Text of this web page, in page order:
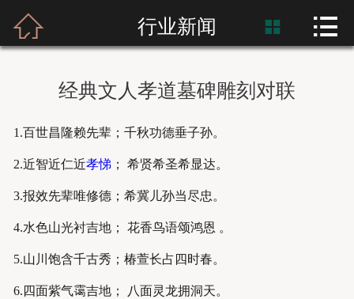
首页
新闻资讯
 行业新闻  
经典文人孝道墓碑雕刻对联
1.百世昌隆赖先辈；千秋功德垂子孙。
2.近智近仁近孝悌； 希贤希圣希显达。
3.报效先辈唯修德；希冀儿孙当尽忠。
4.水色山光衬吉地； 花香鸟语颂鸿恩 。
5.山川饱含千古秀；椿萱长占四时春。
6.四面紫气霭吉地； 八面灵龙拥洞天。